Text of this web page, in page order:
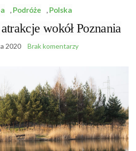
, Podróże , Polska
wokół Poznania
2020 Brak komentarzy